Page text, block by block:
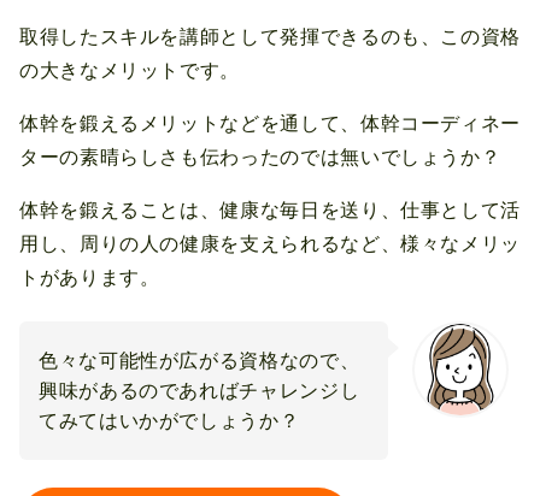
取得したスキルを講師として発揮できるのも、この資格
の大きなメリットです。
体幹を鍛えるメリットなどを通して、体幹コーディネー
ターの素晴らしさも伝わったのでは無いでしょうか？
体幹を鍛えることは、健康な毎日を送り、仕事として活
用し、周りの人の健康を支えられるなど、様々なメリッ
トがあります。
色々な可能性が広がる資格なので、
興味があるのであればチャレンジし
てみてはいかがでしょうか？